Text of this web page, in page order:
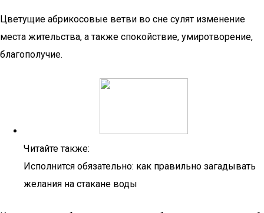
Цветущие абрикосовые ветви во сне сулят изменение
места жительства, а также спокойствие, умиротворение,
благополучие.
Читайте также:
Исполнится обязательно: как правильно загадывать
желания на стакане воды